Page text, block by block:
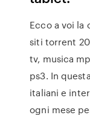
Ecco a voi la
siti torrent
tv, musica
ps3. In
italiani e
ogni mese